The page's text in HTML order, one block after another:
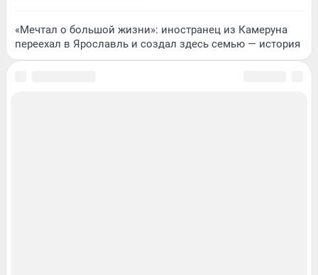
«Мечтал о большой жизни»: иностранец из Камеруна
переехал в Ярославль и создал здесь семью — история